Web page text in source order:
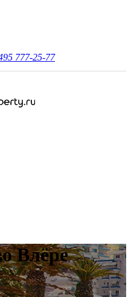
777-25-77
Влёре